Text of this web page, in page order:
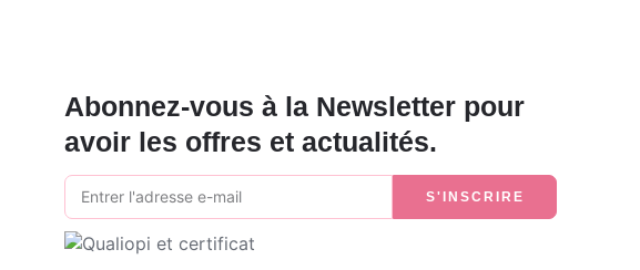
Abonnez-vous à la Newsletter pour
avoir les offres et actualités.
S'INSCRIRE